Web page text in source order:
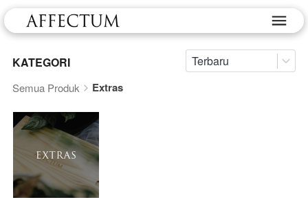
KATEGORI Terbaru
Semua Produk Extras